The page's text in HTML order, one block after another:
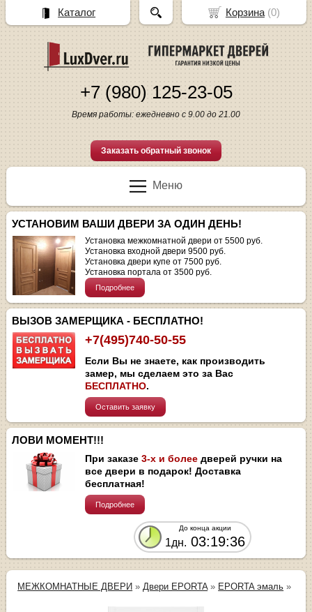
+7 (980) 125-23-05
Время работы: ежедневно с 9.00 до 21.00
Заказать обратный звонок
Меню
УСТАНОВИМ ВАШИ ДВЕРИ ЗА ОДИН ДЕНЬ!
Установка межкомнатной двери от 5500 руб.
Установка входной двери 9500 руб.
Установка двери купе от 7500 руб.
Установка портала от 3500 руб.
Подробнее
ВЫЗОВ ЗАМЕРЩИКА - БЕСПЛАТНО!
+7(495)740-50-55
Если Вы не знаете, как производить
замер, мы сделаем это за Вас
БЕСПЛАТНО.
Оставить заявку
ЛОВИ МОМЕНТ!!!
При заказе3-х и более дверей ручки на
все двери в подарок! Доставка
бесплатная!
Подробнее
До конца акции
1дн. 03:19:36
МЕЖКОМНАТНЫЕ ДВЕРИ » Двери EPORTA» EPORTA эмаль »
Корзина(0)
Каталог